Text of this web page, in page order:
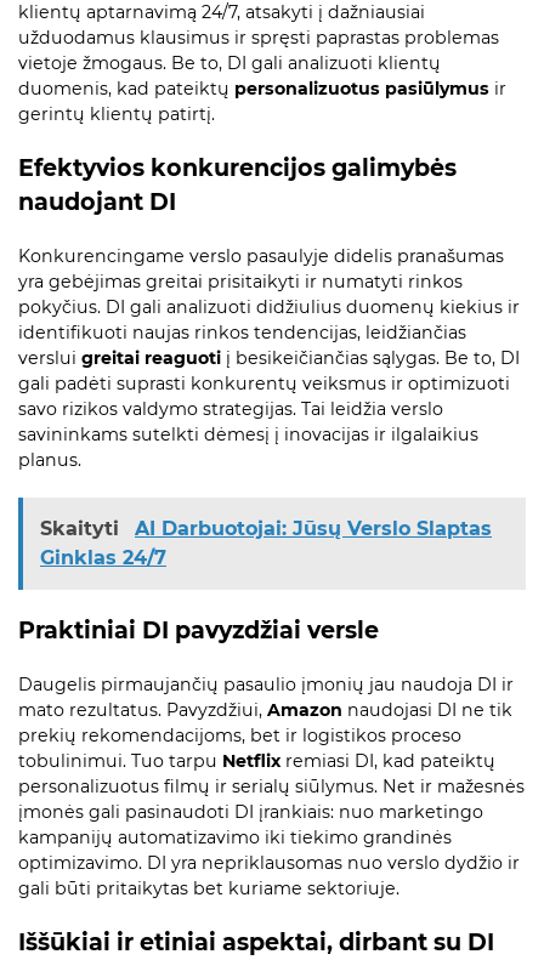
klientų aptarnavimą 24/7, atsakyti į dažniausiai
užduodamus klausimus ir spręsti paprastas problemas
vietoje žmogaus. Be to, DI gali analizuoti klientų
duomenis, kad pateiktų personalizuotus pasiūlymus ir
gerintų klientų patirtį.
Efektyvios konkurencijos galimybės
naudojant DI
Konkurencingame verslo pasaulyje didelis pranašumas
yra gebėjimas greitai prisitaikyti ir numatyti rinkos
pokyčius. DI gali analizuoti didžiulius duomenų kiekius ir
identifikuoti naujas rinkos tendencijas, leidžiančias
verslui greitai reaguoti į besikeičiančias sąlygas. Be to, DI
gali padėti suprasti konkurentų veiksmus ir optimizuoti
savo rizikos valdymo strategijas. Tai leidžia verslo
savininkams sutelkti dėmesį į inovacijas ir ilgalaikius
planus.
Skaityti
AI Darbuotojai: Jūsų Verslo Slaptas
Ginklas 24/7
Praktiniai DI pavyzdžiai versle
Daugelis pirmaujančių pasaulio įmonių jau naudoja DI ir
mato rezultatus. Pavyzdžiui, Amazon naudojasi DI ne tik
prekių rekomendacijoms, bet ir logistikos proceso
tobulinimui. Tuo tarpu Netflix remiasi DI, kad pateiktų
personalizuotus filmų ir serialų siūlymus. Net ir mažesnės
įmonės gali pasinaudoti DI įrankiais: nuo marketingo
kampanijų automatizavimo iki tiekimo grandinės
optimizavimo. DI yra nepriklausomas nuo verslo dydžio ir
gali būti pritaikytas bet kuriame sektoriuje.
Iššūkiai ir etiniai aspektai, dirbant su DI